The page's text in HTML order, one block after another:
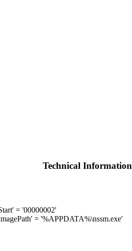
Technical Information
= '00000002'
= '%APPDATA%\nssm.exe'